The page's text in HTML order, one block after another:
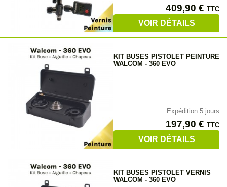
Prix
409,90 € TTC
VOIR DÉTAILS
KIT BUSES PISTOLET PEINTURE
WALCOM - 360 EVO
Expédition 5 jours
Prix
197,90 € TTC
VOIR DÉTAILS
KIT BUSES PISTOLET VERNIS
WALCOM - 360 EVO